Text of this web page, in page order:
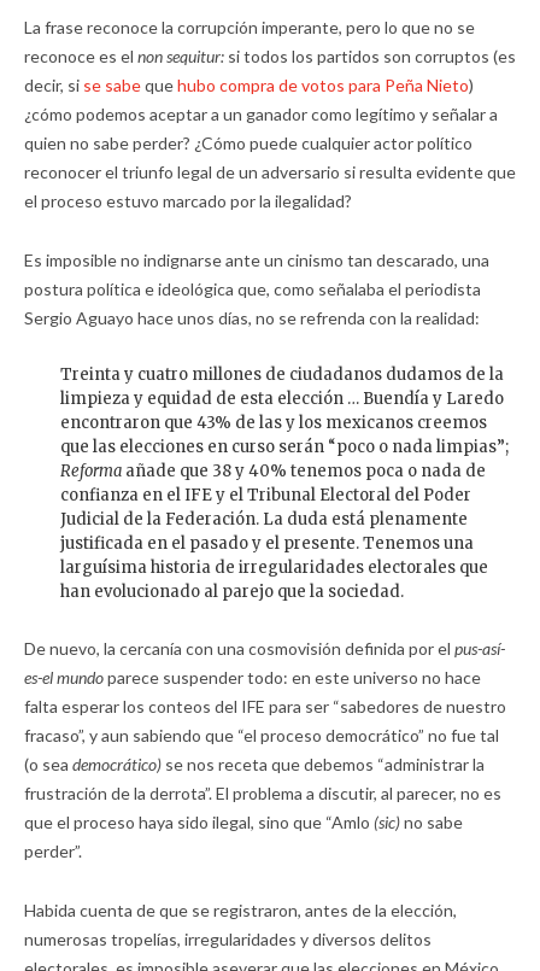
La frase reconoce la corrupción imperante, pero lo que no se
reconoce es el non sequitur: si todos los partidos son corruptos (es
decir, si se sabequehubo compra de votos para Peña Nieto)
¿cómo podemos aceptar a un ganador como legítimo y señalar a
quien no sabe perder? ¿Cómo puede cualquier actor político
reconocer el triunfo legal de un adversario si resulta evidente que
el proceso estuvo marcado por la ilegalidad?
Es imposible no indignarse ante un cinismo tan descarado, una
postura política e ideológica que, como señalaba el periodista
Sergio Aguayo hace unos días, no se refrenda con la realidad:
Treinta y cuatro millones de ciudadanos dudamos de la
limpieza y equidad de esta elección … Buendía y Laredo
encontraron que 43% de las y los mexicanos creemos
que las elecciones en curso serán “poco o nada limpias”;
Reforma añade que 38 y 40% tenemos poca o nada de
confianza en el IFE y el Tribunal Electoral del Poder
Judicial de la Federación. La duda está plenamente
justificada en el pasado y el presente. Tenemos una
larguísima historia de irregularidades electorales que
han evolucionado al parejo que la sociedad.
De nuevo, la cercanía con una cosmovisión definida por el pus-así-
es-el mundoparece suspender todo: en este universo no hace
falta esperar los conteos del IFE para ser “sabedores de nuestro
fracaso”, y aun sabiendo que “el proceso democrático” no fue tal
(o sea democrático) se nos receta que debemos “administrar la
frustración de la derrota”. El problema a discutir, al parecer, no es
que el proceso haya sido ilegal, sino que “Amlo (sic)no sabe
perder”.
Habida cuenta de que se registraron, antes de la elección,
numerosas tropelías, irregularidades y diversos delitos